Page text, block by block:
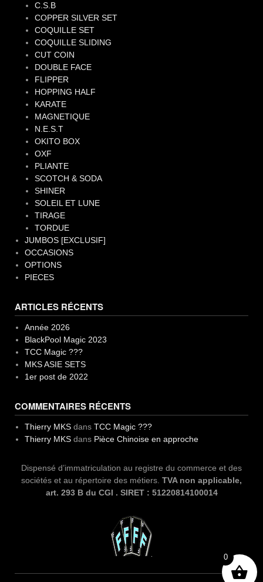
C.S.B
COPPER SILVER SET
COQUILLE SET
COQUILLE SLIDING
CUT COIN
DOUBLE FACE
FLIPPER
HOPPING HALF
KARATE
MAGNETIQUE
N.E.S.T
OKITO BOX
OXF
PLIANTE
SCOTCH & SODA
SHINER
SOLEIL ET LUNE
TIRAGE
TORDUE
JUMBOS [EXCLUSIF]
OCCASIONS
OPTIONS
PIECES
ARTICLES RÉCENTS
Année 2026
BlackPool Magic 2023
TCC Magic ???
MKS ASIE SETS
1er post de 2022
COMMENTAIRES RÉCENTS
Thierry MKSdans TCC Magic ???
Thierry MKSdans Pièce Chinoise en approche
Dispensé d’immatriculation au registre du commerce et des
sociétés et au répertoire des métiers. TVA non applicable,
art. 293 B du CGI . SIRET : 51220814100014
0